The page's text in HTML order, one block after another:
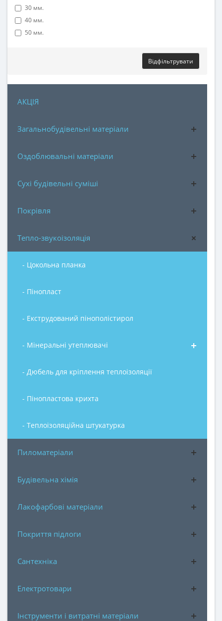
30 мм.
40 мм.
50 мм.
Відфільтрувати
АКЦІЯ
Загальнобудівельні матеріали
Оздоблювальні матеріали
Сухі будівельні суміші
Покрівля
Тепло-звукоізоляція
- Цокольна планка
- Пінопласт
- Екструдований пінополістирол
- Мінеральні утеплювачі
- Дюбель для кріплення теплоізоляції
- Пінопластова крихта
- Теплоізоляційна штукатурка
Пиломатеріали
Будівельна хімія
Лакофарбові матеріали
Покриття підлоги
Сантехніка
Електротовари
Інструменти і витратні матеріали